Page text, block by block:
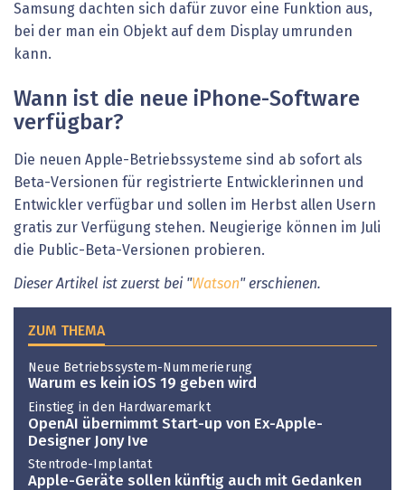
Samsung dachten sich dafür zuvor eine Funktion aus,
bei der man ein Objekt auf dem Display umrunden
kann.
Wann ist die neue iPhone-Software
verfügbar?
Die neuen Apple-Betriebssysteme sind ab sofort als
Beta-Versionen für registrierte Entwicklerinnen und
Entwickler verfügbar und sollen im Herbst allen Usern
gratis zur Verfügung stehen. Neugierige können im Juli
die Public-Beta-Versionen probieren.
Dieser Artikel ist zuerst bei "Watson" erschienen.
ZUM THEMA
Neue Betriebssystem-Nummerierung
Warum es kein iOS 19 geben wird
Einstieg in den Hardwaremarkt
OpenAI übernimmt Start-up von Ex-Apple-
Designer Jony Ive
Stentrode-Implantat
Apple-Geräte sollen künftig auch mit Gedanken